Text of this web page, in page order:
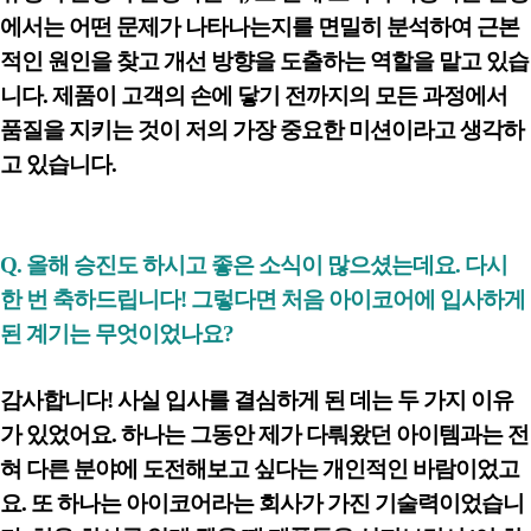
에서는 어떤 문제가 나타나는지를 면밀히 분석하여 근본
적인 원인을 찾고 개선 방향을 도출하는 역할을 맡고 있습
니다. 제품이 고객의 손에 닿기 전까지의 모든 과정에서
품질을 지키는 것이 저의 가장 중요한 미션이라고 생각하
고 있습니다.
Q. 올해 승진도 하시고 좋은 소식이 많으셨는데요. 다시
한 번 축하드립니다! 그렇다면 처음 아이코어에 입사하게
된 계기는 무엇이었나요?
감사합니다! 사실 입사를 결심하게 된 데는 두 가지 이유
가 있었어요. 하나는 그동안 제가 다뤄왔던 아이템과는 전
혀 다른 분야에 도전해보고 싶다는 개인적인 바람이었고
요. 또 하나는 아이코어라는 회사가 가진 기술력이었습니